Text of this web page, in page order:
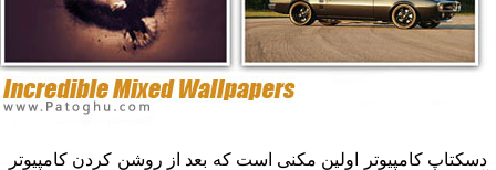
دسکتاپ کامپیوتر اولین مکنی است که بعد از روشن کردن کامپیوتر